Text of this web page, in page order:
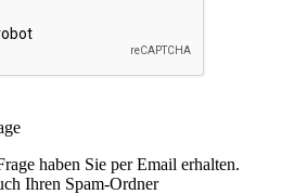
haben Sie per Email erhalten.
Ihren Spam-Ordner